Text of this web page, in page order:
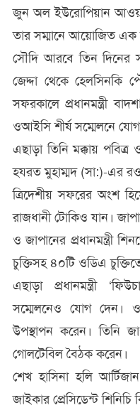
জুন অল ইউরোপিয়ান
তার সম্মানে আয়োজিত এক
সৌদি আরবে তিন দিনের
জেদ্দা থেকে
সফরকালে প্রধানমন্ত্রী
ওআইসি শীর্ষ সম্মেলনে
এছাড়া তিনি মক্কায়
হযরত মুহাম্মদ (সা:)-এর
ত্রিদেশীয় সফরের অংশ
রাজধানী টোকিও যান।
ও জাপানের প্রধানমন্ত্রী
চুক্তিসহ ৪০টি ওডিএ
এছাড়া প্রধানমন্ত্রী
সম্মেলনেও যোগ দেন। ওই
উপস্থাপন করেন। তিনি
গোলটেবিল বৈঠক করেন।
শেখ হাসিনা হলি
জাইকার প্রেসিডেন্ট